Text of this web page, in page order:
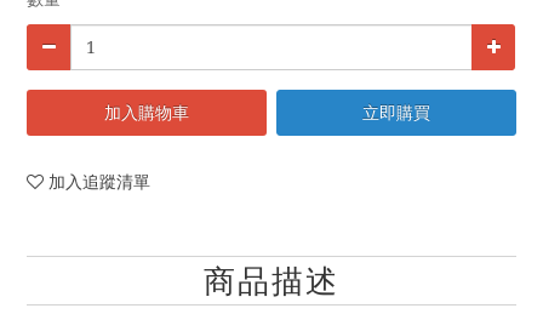
加入購物車 立即購買
加入追蹤清單
商品描述